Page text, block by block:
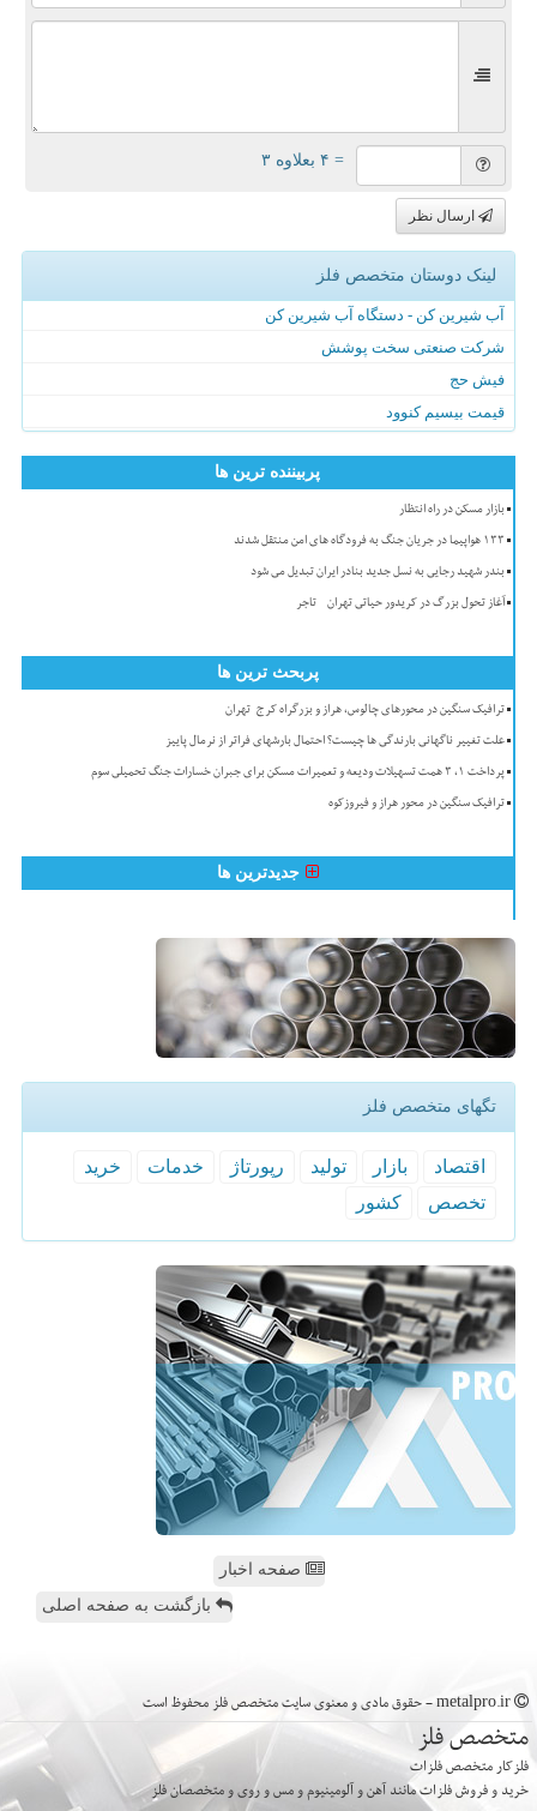
= ۴ بعلاوه ۳
ارسال نظر
لینک دوستان متخصص فلز
آب شیرین کن - دستگاه آب شیرین کن
شرکت صنعتی سخت پوشش
فیش حج
قیمت بیسیم کنوود
پربیننده ترین ها
بازار مسکن در راه انتظار
۱۳۳ هواپیما در جریان جنگ به فرودگاه های امن منتقل شدند
بندر شهید رجایی به نسل جدید بنادر ایران تبدیل می شود
آغاز تحول بزرگ در کریدور حیاتی تهران - تاجر
پربحث ترین ها
ترافیک سنگین در محورهای چالوس، هراز و بزرگراه کرج-تهران
علت تغییر ناگهانی بارندگی ها چیست؟ احتمال بارشهای فراتر از نرمال پاییز
پرداخت ۱، ۳ همت تسهیلات ودیعه و تعمیرات مسکن برای جبران خسارات جنگ تحمیلی سوم
ترافیک سنگین در محور هراز و فیروزکوه
جدیدترین ها
تگهای متخصص فلز
اقتصاد بازار تولید رپورتاژ خدمات
خرید
تخصص
كشور
صفحه اخبار
بازگشت به صفحه اصلی
متخصص فلز
فلزکار متخصص فلزات
خرید و فروش فلزات مانند آهن و آلومینیوم و مس و روی و متخصصان فلز